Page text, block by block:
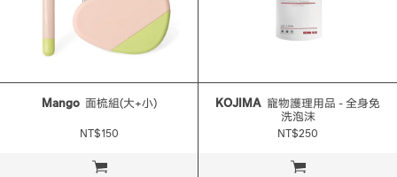
立即購買
Mango 面梳組(大+小)
NT$150
立即購買
KOJIMA
洗泡沫
NT$250